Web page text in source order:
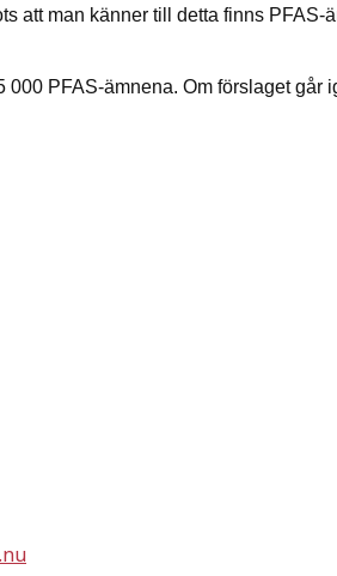
att man känner till detta finns PFAS-
PFAS-ämnena. Om förslaget går